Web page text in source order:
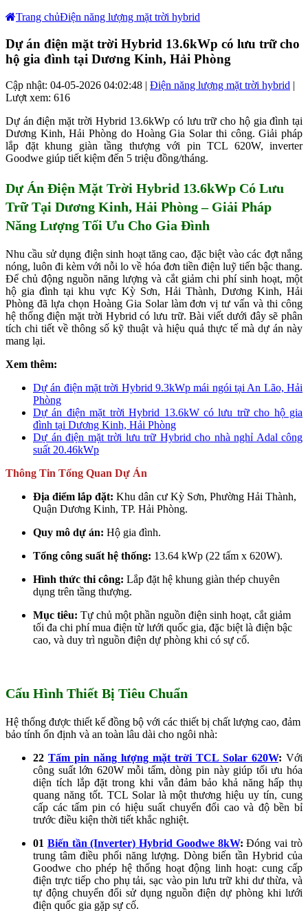
Trang chủĐiện năng lượng mặt trời hybrid
Dự án điện mặt trời Hybrid 13.6kWp có lưu trữ cho
hộ gia đình tại Dương Kinh, Hải Phòng
Cập nhật: 04-05-2026 04:02:48 | Điện năng lượng mặt trời hybrid |
Lượt xem: 616
Dự án điện mặt trời Hybrid 13.6kWp có lưu trữ cho hộ gia đình tại
Dương Kinh, Hải Phòng do Hoàng Gia Solar thi công. Giải pháp
lắp đặt khung giàn tầng thượng với pin TCL 620W, inverter
Goodwe giúp tiết kiệm đến 5 triệu đồng/tháng.
Dự Án Điện Mặt Trời Hybrid 13.6kWp Có Lưu
Trữ Tại Dương Kinh, Hải Phòng – Giải Pháp
Năng Lượng Tối Ưu Cho Gia Đình
Nhu cầu sử dụng điện sinh hoạt tăng cao, đặc biệt vào các đợt nắng
nóng, luôn đi kèm với nỗi lo về hóa đơn tiền điện luỹ tiến bậc thang.
Để chủ động nguồn năng lượng và cắt giảm chi phí sinh hoạt, một
hộ gia đình tại khu vực Kỳ Sơn, Hải Thành, Dương Kinh, Hải
Phòng đã lựa chọn Hoàng Gia Solar làm đơn vị tư vấn và thi công
hệ thống điện mặt trời Hybrid có lưu trữ. Bài viết dưới đây sẽ phân
tích chi tiết về thông số kỹ thuật và hiệu quả thực tế mà dự án này
mang lại.
Xem thêm:
Dự án điện mặt trời Hybrid 9.3kWp mái ngói tại An Lão, Hải
Phòng
Dự án điện mặt trời Hybrid 13.6kW có lưu trữ cho hộ gia
đình tại Dương Kinh, Hải Phòng
Dự án điện mặt trời lưu trữ Hybrid cho nhà nghỉ Adal công
suất 20.46kWp
Thông Tin Tổng Quan Dự Án
Địa điểm lắp đặt: Khu dân cư Kỳ Sơn, Phường Hải Thành,
Quận Dương Kinh, TP. Hải Phòng.
Quy mô dự án: Hộ gia đình.
Tổng công suất hệ thống: 13.64 kWp (22 tấm x 620W).
Hình thức thi công: Lắp đặt hệ khung giàn thép chuyên
dụng trên tầng thượng.
Mục tiêu: Tự chủ một phần nguồn điện sinh hoạt, cắt giảm
tối đa chi phí mua điện từ lưới quốc gia, đặc biệt là điện bậc
cao, và duy trì nguồn điện dự phòng khi có sự cố.
Cấu Hình Thiết Bị Tiêu Chuẩn
Hệ thống được thiết kế đồng bộ với các thiết bị chất lượng cao, đảm
bảo tính ổn định và an toàn lâu dài cho ngôi nhà:
22 Tấm pin năng lượng mặt trời TCL Solar 620W: Với
công suất lớn 620W mỗi tấm, dòng pin này giúp tối ưu hóa
diện tích lắp đặt trong khi vẫn đảm bảo khả năng hấp thụ
quang năng tốt. TCL Solar là một thương hiệu uy tín, cung
cấp các tấm pin có hiệu suất chuyển đổi cao và độ bền bỉ
trước điều kiện thời tiết khắc nghiệt.
01 Biến tần (Inverter) Hybrid Goodwe 8kW: Đóng vai trò
trung tâm điều phối năng lượng. Dòng biến tần Hybrid của
Goodwe cho phép hệ thống hoạt động linh hoạt: cung cấp
điện trực tiếp cho phụ tải, sạc vào pin lưu trữ khi dư thừa, và
tự động chuyển đổi sử dụng nguồn điện dự phòng khi lưới
điện quốc gia gặp sự cố.